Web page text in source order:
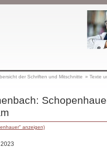
der Schriften und Mitschnitte » Texte
anzeigen)